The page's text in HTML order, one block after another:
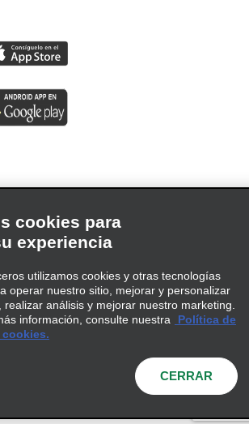
de uso
Política de privacidad
Política de cookies
de Salud del Consumidor
Holdings, Inc. Todos los derechos
cookies para
experiencia
utilizamos cookies y otras tecnologías
operar nuestro sitio, mejorar y personalizar
realizar análisis y mejorar nuestro marketing.
información, consulte nuestra
Política de
CERRAR